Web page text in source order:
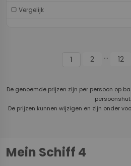
Vergelijk
1 2 ... 12
De genoemde prijzen zijn per persoon op
persoonshut.
De prijzen kunnen wijzigen en zijn onder
Mein Schiff 4